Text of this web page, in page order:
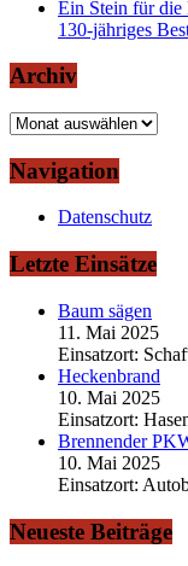
Ein Stein für die
130-jähriges
Archiv
Archiv
Navigation
Datenschutz
Letzte Einsätze
Baum sägen
11. Mai 2025
Einsatzort:
Heckenbrand
10. Mai 2025
Einsatzort:
Brennender
10. Mai 2025
Einsatzort:
Neueste Beiträge